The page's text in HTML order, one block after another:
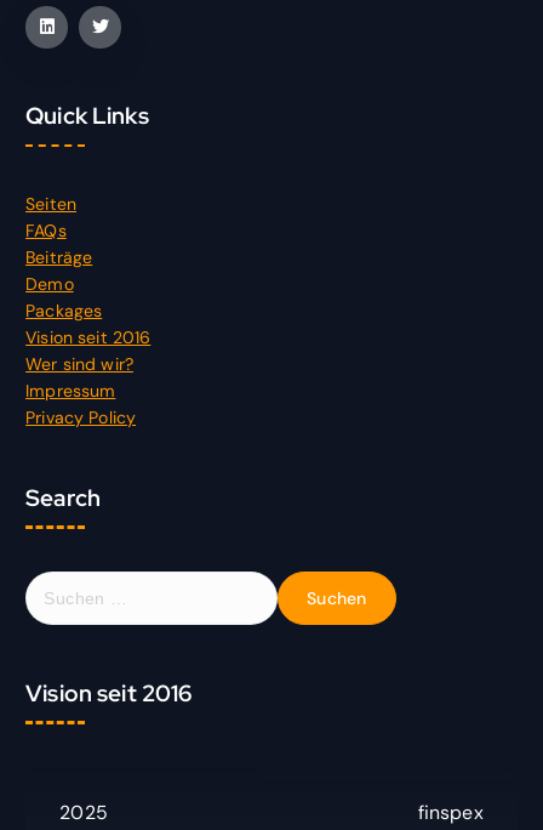
Quick Links
Seiten
FAQs
Beiträge
Demo
Packages
Vision seit 2016
Wer sind wir?
Impressum
Privacy Policy
Search
S
u
e
n
Vision seit 2016
2025 finspex